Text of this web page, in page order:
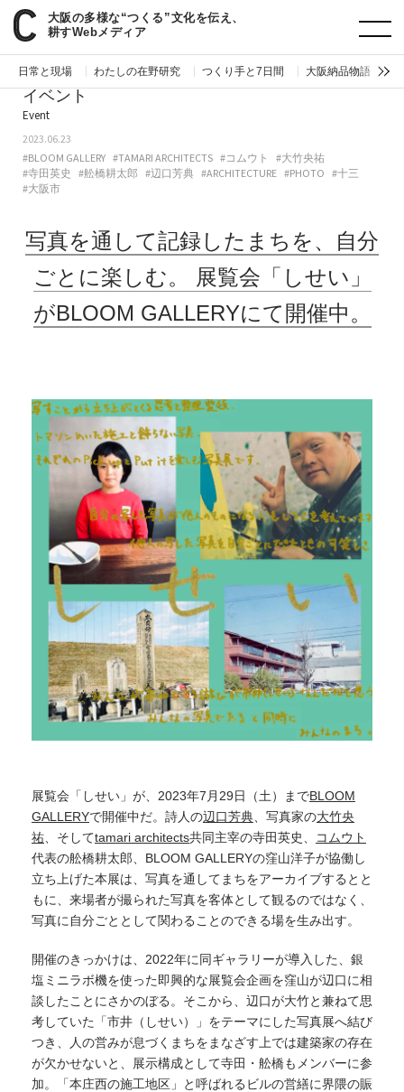
大阪の多様な“つくる”文化を伝え、
耕すWebメディア
日常と現場 わたしの在野研究 つくり手と7日間 大阪納品物語
paperC 今週のイベント
イベント
Event
2023.06.23
#BLOOM GALLERY #TAMARI ARCHITECTS #コムウト
#大竹央祐
#寺田英史
#舩橋耕太郎 #辺口芳典 #ARCHITECTURE #PHOTO #十三
#大阪市
写真を通して記録したまちを、自分
ごとに楽しむ。
展覧会「しせい」
がBLOOM GALLERYにて開催中。
展覧会「しせい」が、2023年7月29日（土）までBLOOM
GALLERYで開催中だ。詩人の辺口芳典 、写真家の大竹央
祐 、そしてtamari architects共同主宰の寺田英史、
コムウト
代表の舩橋耕太郎、BLOOM GALLERYの窪山洋子が協働し
立ち上げた本展は、写真を通してまちをアーカイブするとと
もに、来場者が撮られた写真を客体として観るのではなく、
写真に自分ごととして関わることのできる場を生み出す。
開催のきっかけは、2022年に同ギャラリーが導入した、銀
塩ミニラボ機を使った即興的な展覧会企画を窪山が辺口に相
談したことにさかのぼる。そこから、辺口が大竹と兼ねて思
考していた「市井（しせい）」をテーマにした写真展へ結び
つき、人の営みが息づくまちをまなざす上では建築家の存在
が欠かせないと、展示構成として寺田・舩橋もメンバーに参
加。「本庄西の施工地区」と呼ばれるビルの営繕に界隈の賑